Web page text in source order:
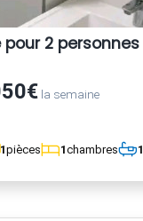
2 personnes
la semaine
1pièces 1chambres 1